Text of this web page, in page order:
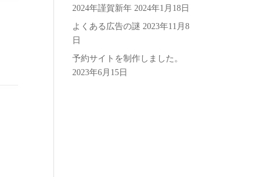
2024年謹賀新年 2024年1月18日
よくある広告の謎 2023年11月8
日
予約サイトを制作しました。
2023年6月15日